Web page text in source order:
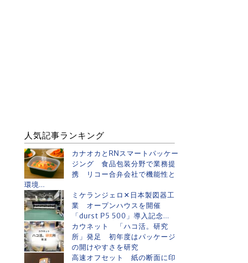
人気記事ランキング
カナオカとRNスマートパッケー
ジング 食品包装分野で業務提
携 リコー合弁会社で機能性と
環境...
ミケランジェロ✕日本製図器工
業 オープンハウスを開催
「durst P5 500」導入記念...
カウネット 「ハコ活。研究
所」発足 初年度はパッケージ
の開けやすさを研究
高速オフセット 紙の断面に印